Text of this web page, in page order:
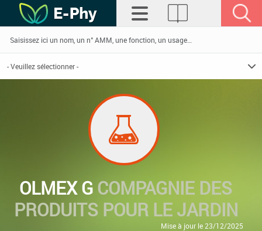
OLMEX GCOMPAGNIE DES
PRODUITS POUR LE JARDIN
Mise à jour le 23/12/2025